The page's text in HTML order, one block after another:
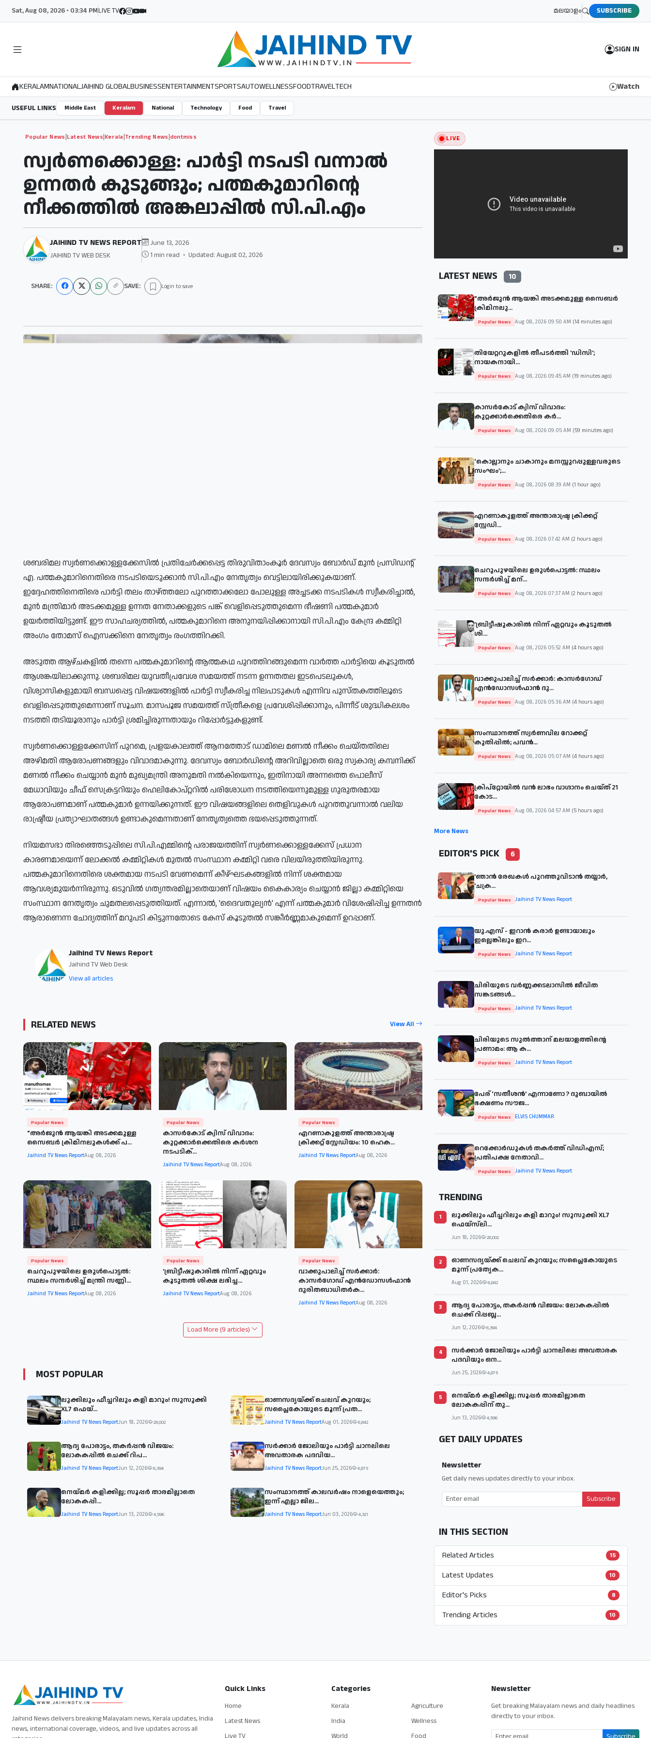
Sat, Aug 08, 2026 • 03:34 PMLIVE TV മലയാളം SUBSCRIBE
SIGN IN
KERALAMNATIONALJAIHIND GLOBALBUSINESSENTERTAINMENTSPORTSAUTOWELLNESSFOODTRAVELTECH Watch
USEFUL LINKS Middle East Keralam National Technology Food Travel
Popular News|Latest News|Kerala|Trending News|dontmiss
സ്വർണക്കൊള്ള: പാർട്ടി നടപടി വന്നാൽ
ഉന്നതർ കുടുങ്ങും; പത്മകുമാറിന്റെ
നീക്കത്തിൽ അങ്കലാപ്പിൽ സി.പി.എം
JAIHIND TV NEWS REPORT
JAIHIND TV WEB DESK
June 13, 2026
1 min read • Updated: August 02, 2026
SHARE: SAVE: Login to save
ശബരിമല സ്വർണക്കൊള്ളക്കേസിൽ പ്രതിചേർക്കപ്പെട്ട തിരുവിതാംകൂർ ദേവസ്വം ബോർഡ് മുൻ പ്രസിഡന്റ്
എ. പത്മകുമാറിനെതിരെ നടപടിയെടുക്കാൻ സി.പി.എം നേതൃത്വം വെട്ടിലായിരിക്കുകയാണ്.
ഇദ്ദേഹത്തിനെതിരെ പാർട്ടി തലം താഴ്ത്തലോ പുറത്താക്കലോ പോലുള്ള അച്ചടക്ക നടപടികൾ സ്വീകരിച്ചാൽ,
മുൻ മന്ത്രിമാർ അടക്കമുള്ള ഉന്നത നേതാക്കളുടെ പങ്ക് വെളിപ്പെടുത്തുമെന്ന ഭീഷണി പത്മകുമാർ
ഉയർത്തിയിട്ടുണ്ട്. ഈ സാഹചര്യത്തിൽ, പത്മകുമാറിനെ അനുനയിപ്പിക്കാനായി സി.പി.എം കേന്ദ്ര കമ്മിറ്റി
അംഗം തോമസ് ഐസക്കിനെ നേതൃത്വം രംഗത്തിറക്കി.
അടുത്ത ആഴ്ചകളിൽ തന്നെ പത്മകുമാറിന്റെ ആത്മകഥ പുറത്തിറങ്ങുമെന്ന വാർത്ത പാർട്ടിയെ കൂടുതൽ
ആശങ്കയിലാക്കുന്നു. ശബരിമല യുവതീപ്രവേശ സമയത്ത് നടന്ന ഉന്നതതല ഇടപെടലുകൾ,
വിശ്വാസികളുമായി ബന്ധപ്പെട്ട വിഷയങ്ങളിൽ പാർട്ടി സ്വീകരിച്ച നിലപാടുകൾ എന്നിവ പുസ്തകത്തിലൂടെ
വെളിപ്പെടുത്തുമെന്നാണ് സൂചന. മാസപൂജ സമയത്ത് സ്ത്രീകളെ പ്രവേശിപ്പിക്കാനും, പിന്നീട് ശുദ്ധികലശം
നടത്തി തടിയൂരാനും പാർട്ടി ശ്രമിച്ചിരുന്നതായും റിപ്പോർട്ടുകളുണ്ട്.
സ്വർണക്കൊള്ളക്കേസിന് പുറമെ, പ്രളയകാലത്ത് ആനത്തോട് ഡാമിലെ മണൽ നീക്കം ചെയ്തതിലെ
അഴിമതി ആരോപണങ്ങളും വിവാദമാകുന്നു. ദേവസ്വം ബോർഡിന്റെ അറിവില്ലാതെ ഒരു സ്വകാര്യ കമ്പനിക്ക്
മണൽ നീക്കം ചെയ്യാൻ മുൻ മുഖ്യമന്ത്രി അനുമതി നൽകിയെന്നും, ഇതിനായി അന്നത്തെ പൊലീസ്
മേധാവിയും ചീഫ് സെക്രട്ടറിയും ഹെലികോപ്റ്ററിൽ പരിശോധന നടത്തിയെന്നുമുള്ള ഗുരുതരമായ
ആരോപണമാണ് പത്മകുമാർ ഉന്നയിക്കുന്നത്. ഈ വിഷയങ്ങളിലെ തെളിവുകൾ പുറത്തുവന്നാൽ വലിയ
രാഷ്ട്രീയ പ്രത്യാഘാതങ്ങൾ ഉണ്ടാകുമെന്നതാണ് നേതൃത്വത്തെ ഭയപ്പെടുത്തുന്നത്.
നിയമസഭാ തിരഞ്ഞെടുപ്പിലെ സി.പി.എമ്മിന്റെ പരാജയത്തിന് സ്വർണക്കൊള്ളക്കേസ് പ്രധാന
കാരണമായെന്ന് ലോക്കൽ കമ്മിറ്റികൾ മുതൽ സംസ്ഥാന കമ്മിറ്റി വരെ വിലയിരുത്തിയിരുന്നു.
പത്മകുമാറിനെതിരെ ശക്തമായ നടപടി വേണമെന്ന് കീഴ്ഘടകങ്ങളിൽ നിന്ന് ശക്തമായ
ആവശ്യമുയർന്നിരുന്നു. ഒടുവിൽ ഗത്യന്തരമില്ലാതെയാണ് വിഷയം കൈകാര്യം ചെയ്യാൻ ജില്ലാ കമ്മിറ്റിയെ
സംസ്ഥാന നേതൃത്വം ചുമതലപ്പെടുത്തിയത്. എന്നാൽ, 'ദൈവതുല്യൻ' എന്ന് പത്മകുമാർ വിശേഷിപ്പിച്ച ഉന്നതൻ
ആരാണെന്ന ചോദ്യത്തിന് മറുപടി കിട്ടുന്നതോടെ കേസ് കൂടുതൽ സങ്കീർണ്ണമാകുമെന്ന് ഉറപ്പാണ്.
Jaihind TV News Report
Jaihind TV Web Desk
View all articles
RELATED NEWS View All
Popular News
"അര്‍ജുന്‍ ആയങ്കി അടക്കമുള്ള
സൈബര്‍ ക്രിമിനലുകള്‍ക്ക് പ...
Jaihind TV News ReportAug 08, 2026
Popular News
കാസർകോട് ക്വിസ് വിവാദം:
കുറ്റക്കാർക്കെതിരെ കർശന
നടപടിക്...
Jaihind TV News ReportAug 08, 2026
Popular News
എറണാകുളത്ത് അന്താരാഷ്ട്ര
ക്രിക്കറ്റ് സ്റ്റേഡിയം: 10 ഹെക...
Jaihind TV News ReportAug 08, 2026
Popular News
ചെറുപുഴയിലെ ഉരുൾപൊട്ടൽ:
സ്ഥലം സന്ദർശിച്ച് മന്ത്രി സണ്ണി...
Jaihind TV News ReportAug 08, 2026
Popular News
'ബ്രിട്ടീഷുകാരില്‍ നിന്ന് ഏറ്റവും
കൂടുതല്‍ ശിക്ഷ ലഭിച്ച...
Jaihind TV News ReportAug 08, 2026
Popular News
വാക്കുപാലിച്ച് സർക്കാർ:
കാസർഗോഡ് എൻഡോസൾഫാൻ
ദുരിതബാധിതർക...
Jaihind TV News ReportAug 08, 2026
Load More (9 articles)
MOST POPULAR
ലുക്കിലും ഫീച്ചറിലും കളി മാറും! സുസുക്കി
XL7 ഫെയ്‌...
Jaihind TV News ReportJun 18, 2026 28,002
ഓണസദ്യയ്ക്ക് ചെലവ് കുറയും;
സപ്ലൈകോയുടെ മൂന്ന് പ്രത...
Jaihind TV News ReportAug 01, 2026 6,842
ആദ്യ പോരാട്ടം, തകർപ്പൻ വിജയം:
ലോകകപ്പിൽ ചെക്ക് റിപ...
Jaihind TV News ReportJun 12, 2026 6,394
സര്‍ക്കാര്‍ ജോലിയും പാര്‍ട്ടി ചാനലിലെ
അവതാരക പദവിയ...
Jaihind TV News ReportJun 25, 2026 4,875
നെയ്മര്‍ കളിക്കില്ല; സൂപ്പര്‍ താരമില്ലാതെ
ലോകകപ്പി...
Jaihind TV News ReportJun 13, 2026 4,596
സംസ്ഥാനത്ത് കാലവര്‍ഷം നാളെയെത്തും;
ഇന്ന് എല്ലാ ജില...
Jaihind TV News ReportJun 03, 2026 4,321
LIVE
LATEST NEWS 10
"അര്‍ജുന്‍ ആയങ്കി അടക്കമുള്ള സൈബര്‍
ക്രിമിനലു...
Popular News Aug 08, 2026 09:50 AM (14 minutes ago)
തിയേറ്ററുകളില്‍ തീപടര്‍ത്തി 'ഡിസി';
നായകനായി...
Popular News Aug 08, 2026 09:45 AM (19 minutes ago)
കാസർകോട് ക്വിസ് വിവാദം:
കുറ്റക്കാർക്കെതിരെ കർ...
Popular News Aug 08, 2026 09:05 AM (59 minutes ago)
‘കൊല്ലാനും ചാകാനും മനസ്സുറപ്പുള്ളവരുടെ
സംഘം’;...
Popular News Aug 08, 2026 08:39 AM (1 hour ago)
എറണാകുളത്ത് അന്താരാഷ്ട്ര ക്രിക്കറ്റ്
സ്റ്റേഡി...
Popular News Aug 08, 2026 07:42 AM (2 hours ago)
ചെറുപുഴയിലെ ഉരുൾപൊട്ടൽ: സ്ഥലം
സന്ദർശിച്ച് മന്...
Popular News Aug 08, 2026 07:37 AM (2 hours ago)
'ബ്രിട്ടീഷുകാരില്‍ നിന്ന് ഏറ്റവും കൂടുതല്‍
ശി...
Popular News Aug 08, 2026 05:52 AM (4 hours ago)
വാക്കുപാലിച്ച് സർക്കാർ: കാസർഗോഡ്
എൻഡോസൾഫാൻ ദു...
Popular News Aug 08, 2026 05:36 AM (4 hours ago)
സംസ്ഥാനത്ത് സ്വർണവില റോക്കറ്റ്
കുതിപ്പിൽ; പവൻ...
Popular News Aug 08, 2026 05:07 AM (4 hours ago)
ക്രിപ്‌റ്റോയിൽ വൻ ലാഭം വാഗ്ദാനം ചെയ്ത് 21
കോട...
Popular News Aug 08, 2026 04:57 AM (5 hours ago)
More News
EDITOR'S PICK 6
'ഞാന്‍ രേഖകള്‍ പുറത്തുവിടാന്‍ തയ്യാര്‍,
'ചക്ര...
Popular News Jaihind TV News Report
യു.എസ് - ഇറാൻ കരാർ ഉണ്ടായാലും
ഇല്ലെങ്കിലും ഇറ...
Popular News Jaihind TV News Report
ചിരിയുടെ വര്‍ണ്ണക്കടലാസില്‍ ജീവിത
സങ്കടങ്ങള്‍...
Popular News Jaihind TV News Report
ചിരിയുടെ സുൽത്താന് മലയാളത്തിന്റെ
പ്രണാമം: ആ ക...
Popular News Jaihind TV News Report
പേര് ‘സതീശന്‍’ എന്നാണോ ? ദുബായില്‍
ഭക്ഷണം സൗജ...
Popular News ELVIS CHUMMAR
റെക്കോർഡുകൾ തകർത്ത് വിഡിഎസ്;
പ്രതിപക്ഷ നേതാവി...
Popular News Jaihind TV News Report
TRENDING
1
ലുക്കിലും ഫീച്ചറിലും കളി മാറും! സുസുക്കി XL7
ഫെയ്‌സ്‌ലി...
Jun 18, 2026 28,002
2
ഓണസദ്യയ്ക്ക് ചെലവ് കുറയും; സപ്ലൈകോയുടെ
മൂന്ന് പ്രത്യേക...
Aug 01, 2026 6,842
3
ആദ്യ പോരാട്ടം, തകർപ്പൻ വിജയം: ലോകകപ്പിൽ
ചെക്ക് റിപ്പബ്ല...
Jun 12, 2026 6,394
4
സര്‍ക്കാര്‍ ജോലിയും പാര്‍ട്ടി ചാനലിലെ അവതാരക
പദവിയും ഒന...
Jun 25, 2026 4,875
5
നെയ്മര്‍ കളിക്കില്ല; സൂപ്പര്‍ താരമില്ലാതെ
ലോകകപ്പിന് തു...
Jun 13, 2026 4,596
GET DAILY UPDATES
Newsletter
Get daily news updates directly to your inbox.
Subscribe
IN THIS SECTION
Related Articles 15
Latest Updates 10
Editor's Picks 8
Trending Articles 10
Jaihind News delivers breaking Malayalam news, Kerala updates, India
news, international coverage, videos, and live updates across all
Quick Links
Home
Latest News
Live TV
Categories
Kerala
India
World
Agriculture
Wellness
Food
Newsletter
Get breaking Malayalam news and daily headlines
directly to your inbox.